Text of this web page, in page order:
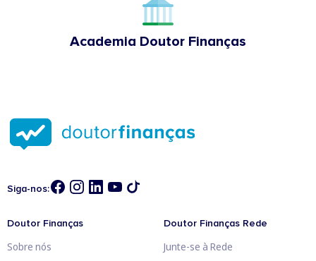
Academia Doutor Finanças
Siga-nos:
Doutor Finanças
Sobre nós
Doutor Finanças Rede
Junte-se à Rede